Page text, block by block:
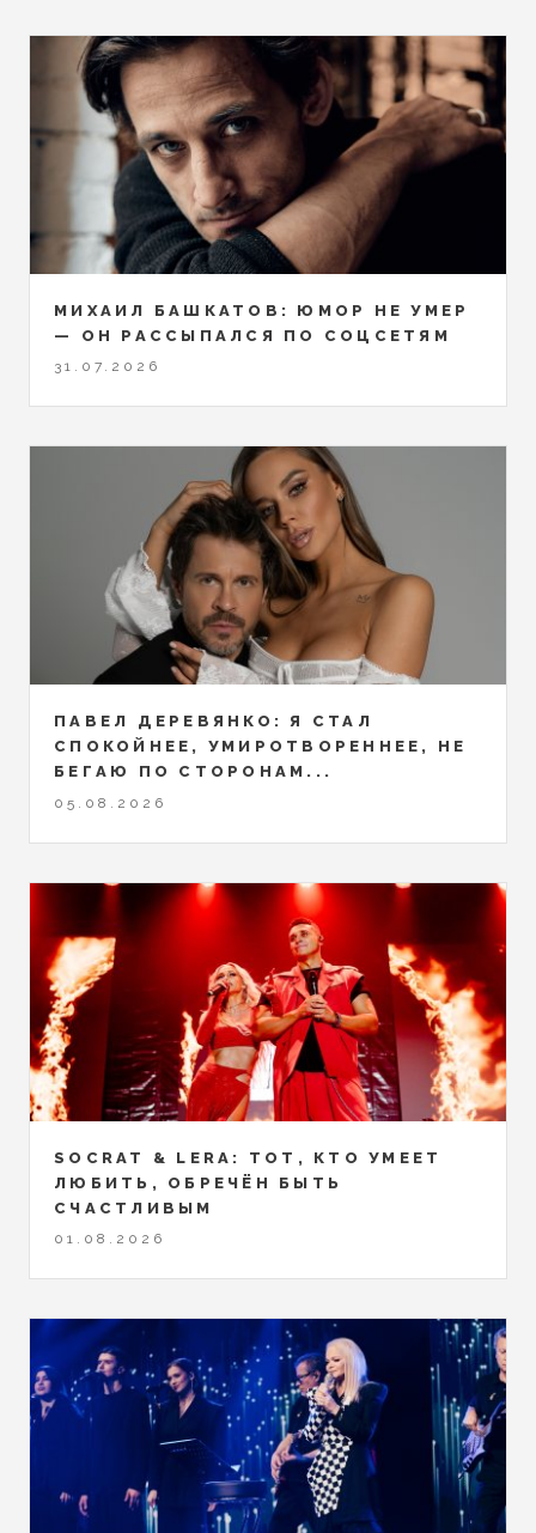
МИХАИЛ БАШКАТОВ: ЮМОР НЕ УМЕР
— ОН РАССЫПАЛСЯ ПО СОЦСЕТЯМ
31.07.2026
ПАВЕЛ ДЕРЕВЯНКО: Я СТАЛ
СПОКОЙНЕЕ, УМИРОТВОРЕННЕЕ, НЕ
БЕГАЮ ПО СТОРОНАМ...
05.08.2026
SOCRAT & LERA: ТОТ, КТО УМЕЕТ
ЛЮБИТЬ, ОБРЕЧЁН БЫТЬ
СЧАСТЛИВЫМ
01.08.2026